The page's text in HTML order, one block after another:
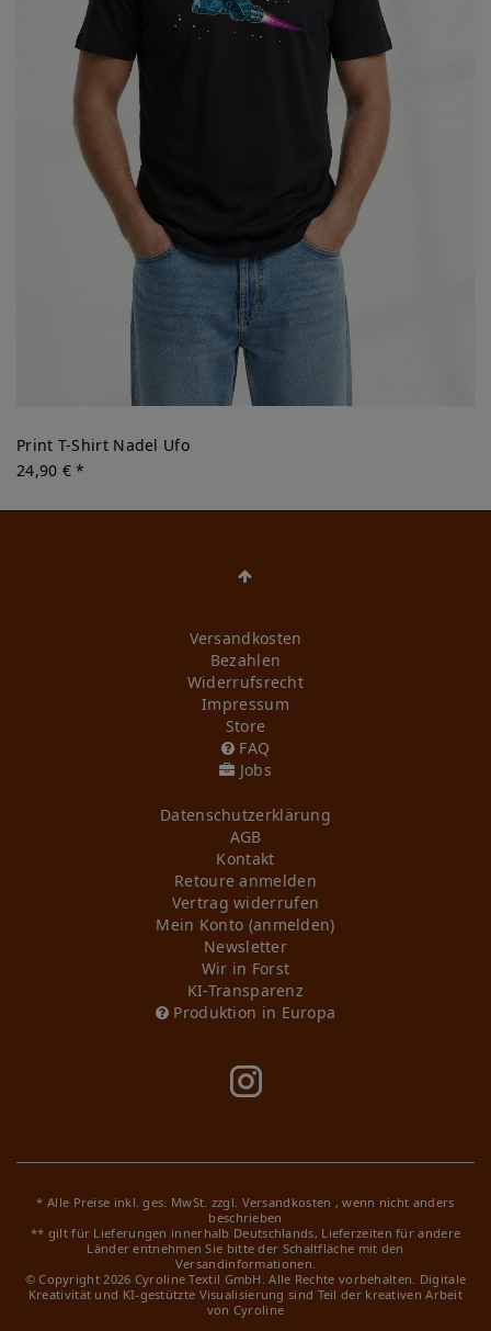
Print T-Shirt Nadel Ufo
24,90 € *
Versandkosten
Bezahlen
Widerrufs­recht
Impressum
Store
FAQ
Jobs
Daten­schutz­erklärung
AGB
Kontakt
Retoure anmelden
Vertrag widerrufen
Mein Konto (anmelden)
Newsletter
Wir in Forst
KI-Transparenz
Produktion in Europa
* Alle Preise inkl. ges. MwSt. zzgl. Versandkosten , wenn nicht anders
beschrieben
** gilt für Lieferungen innerhalb Deutschlands, Lieferzeiten für andere
Länder entnehmen Sie bitte der Schaltfläche mit den
Versandinformationen.
© Copyright 2026 Cyroline Textil GmbH. Alle Rechte vorbehalten. Digitale
Kreativität und KI-gestützte Visualisierung sind Teil der kreativen Arbeit
von Cyroline